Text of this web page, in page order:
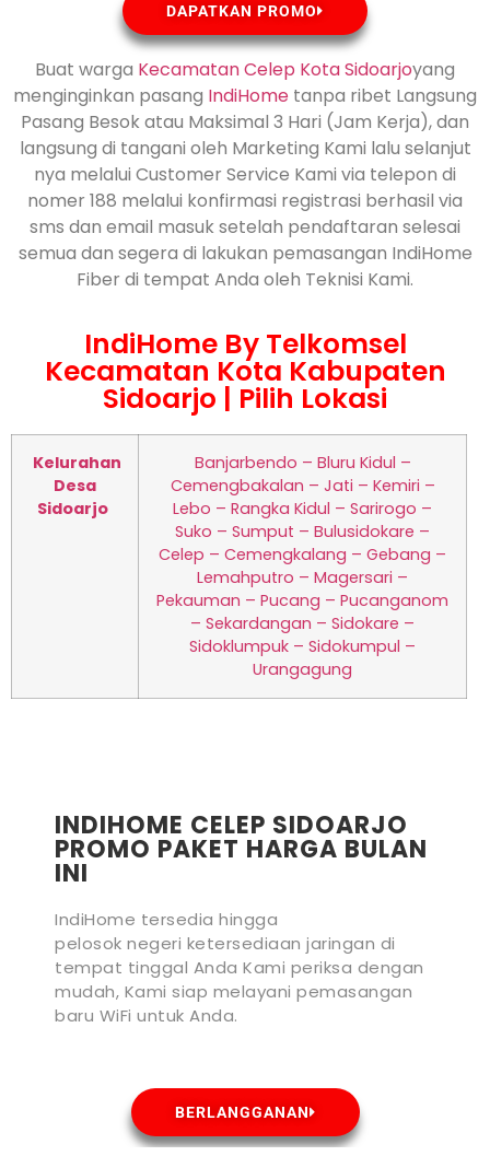
DAPATKAN PROMO
Buat warga Kecamatan Celep Kota Sidoarjoyang
menginginkan pasang IndiHome tanpa ribet Langsung
Pasang Besok atau Maksimal 3 Hari (Jam Kerja), dan
langsung di tangani oleh Marketing Kami lalu selanjut
nya melalui Customer Service Kami via telepon di
nomer 188 melalui konfirmasi registrasi berhasil via
sms dan email masuk setelah pendaftaran selesai
semua dan segera di lakukan pemasangan IndiHome
Fiber di tempat Anda oleh Teknisi Kami.
IndiHome By Telkomsel
Kecamatan Kota Kabupaten
Sidoarjo | Pilih Lokasi
Kelurahan
Desa
Sidoarjo
Banjarbendo – Bluru Kidul –
Cemengbakalan – Jati – Kemiri –
Lebo – Rangka Kidul – Sarirogo –
Suko – Sumput – Bulusidokare –
Celep – Cemengkalang – Gebang –
Lemahputro – Magersari –
Pekauman – Pucang – Pucanganom
– Sekardangan – Sidokare –
Sidoklumpuk – Sidokumpul –
Urangagung
INDIHOME CELEP SIDOARJO
PROMO PAKET HARGA BULAN
INI
IndiHome tersedia hingga
pelosok negeri ketersediaan jaringan di
tempat tinggal Anda Kami periksa dengan
mudah, Kami siap melayani pemasangan
baru WiFi untuk Anda.
BERLANGGANAN